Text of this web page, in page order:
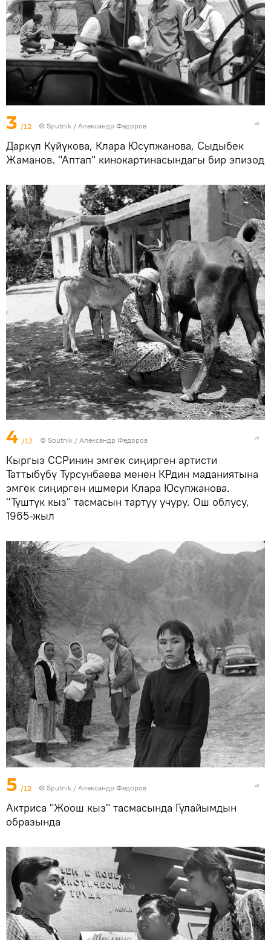
3 /12 © Sputnik / Александр Федоров
Даркүл Күйүкова, Клара Юсупжанова, Сыдыбек
Жаманов. "Аптап" кинокартинасындагы бир эпизод
4 /12 © Sputnik / Александр Федоров
Кыргыз ССРинин эмгек сиңирген артисти
Таттыбүбү Турсунбаева менен КРдин маданиятына
эмгек сиңирген ишмери Клара Юсупжанова.
"Түштүк кыз" тасмасын тартуу учуру. Ош облусу,
1965-жыл
5 /12 © Sputnik / Александр Федоров
Актриса "Жоош кыз" тасмасында Гүлайымдын
образында